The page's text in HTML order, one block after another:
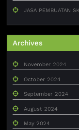
JASA PEMBUATAN
Archives
November 2024
October 2024
September 2024
August 2024
May 2024